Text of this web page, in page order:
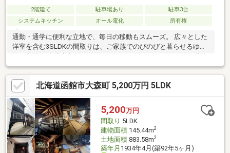
2階建て 駐車場あり
駐車3台
システムキッチン
オール電化 所有権
通勤・通学に便利な立地で、毎日の移動もスムーズ。 広々とした
洋室を含む3SLDKの間取りは、ご家族でのびのびと暮らせるゆと
もすっきり整理できます。 周辺にはスーパー・コンビニ・小学校
など生活施設が充実。 南東向きで日当たり良好◎11m公道に面
し、開放感のある立地。嬉しいカーポート付き駐車場！
北海道函館市大森町 5,200万円 5LDK
5,200万円
間取り 5LDK
建物面積145.44m2
土地面積883.58m2
築年月 1934年4月(築92年5ヶ月)